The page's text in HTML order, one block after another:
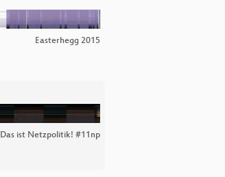
Easterhegg 2015
Das ist Netzpolitik! #11np